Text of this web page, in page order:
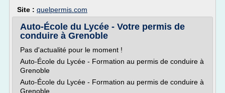
Site : quelpermis.com
Auto-École du Lycée - Votre permis de
conduire à Grenoble
Pas d'actualité pour le moment !
Auto-École du Lycée - Formation au permis de conduire à
Grenoble
Auto-École du Lycée - Formation au permis de conduire à
Grenoble